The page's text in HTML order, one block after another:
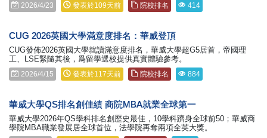
2026/4/23 發表於109天前 院校排名 414
CUG 2026英國大學滿意度排名：華威登頂
CUG發佈2026英國大學就讀滿意度排名，華威大學超G5居首，帝國理
工、LSE緊隨其後，爲留學選校提供真實體驗參考。
2026/4/15 發表於117天前 院校排名 884
華威大學QS排名創佳績 商院MBA就業全球第一
華威大學2026年QS學科排名創歷史最佳，10學科躋身全球前50；華威商
學院MBA職業發展居全球首位，法學院再奪兩項全英大獎。